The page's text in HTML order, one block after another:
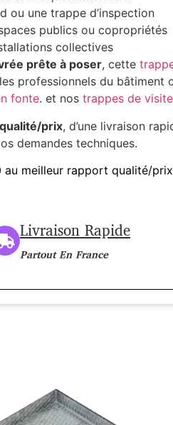
ou une trappe d’inspection
publics ou copropriétés
collectives
prête à poser, cette
professionnels du bâtiment
fonte. et nos trappes de
prix, d’une livraison
demandes techniques.
meilleur rapport qualité/
Livraison Rapide
Partout En France